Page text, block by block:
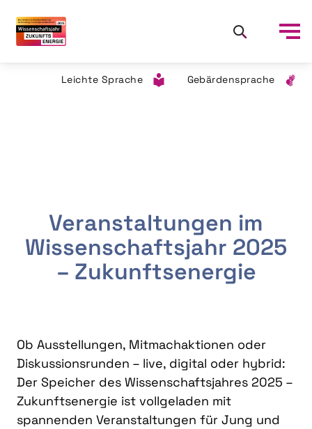
Leichte Sprache Gebärdensprache
Veranstaltungen im
Wissenschaftsjahr 2025
– Zukunftsenergie
Ob Ausstellungen, Mitmachaktionen oder
Diskussionsrunden – live, digital oder hybrid:
Der Speicher des Wissenschaftsjahres 2025 –
Zukunftsenergie ist vollgeladen mit
spannenden Veranstaltungen für Jung und